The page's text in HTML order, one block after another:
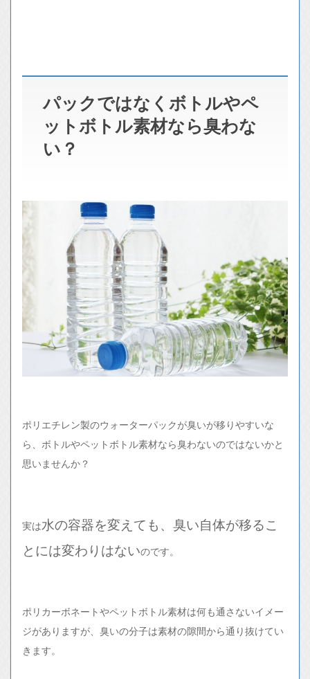
パックではなくボトルやペ
ットボトル素材なら臭わな
い？
ポリエチレン製のウォーターパックが臭いが移りやすいな
ら、ボトルやペットボトル素材なら臭わないのではないかと
思いませんか？
実は水の容器を変えても、臭い自体が移るこ
とには変わりはないのです。
ポリカーボネートやペットボトル素材は何も通さないイメー
ジがありますが、臭いの分子は素材の隙間から通り抜けてい
きます。